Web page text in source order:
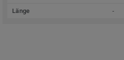
Länge -